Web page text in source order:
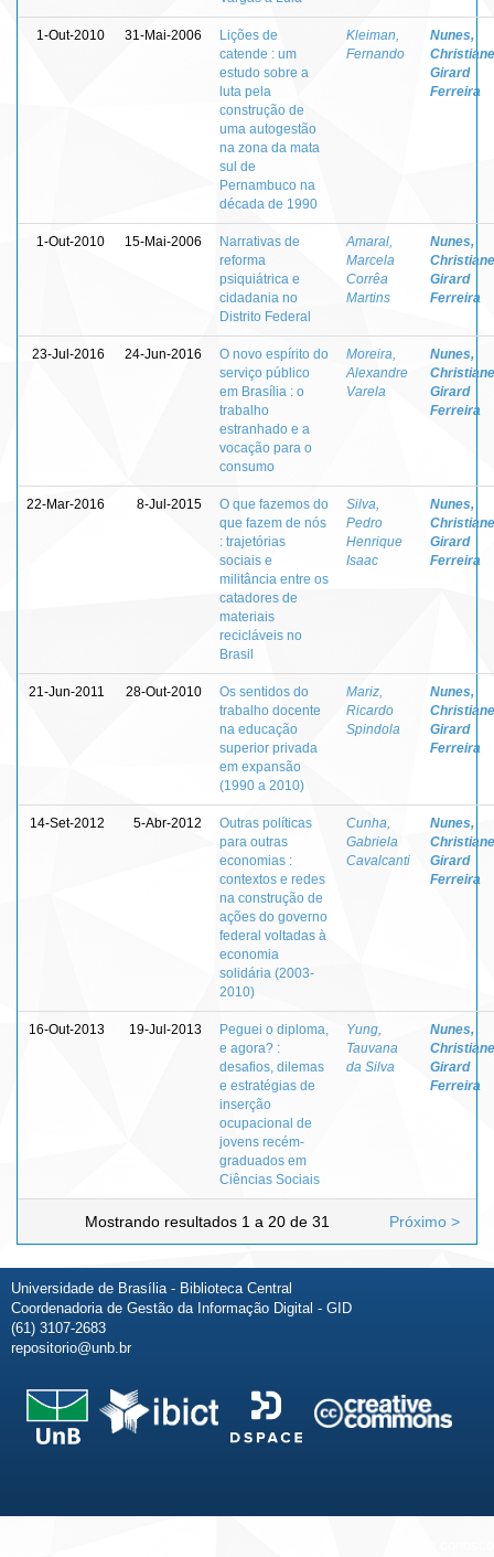
1-Out-2010 31-Mai-2006
Lições de
catende : um
estudo sobre a
luta pela
construção de
uma autogestão
na zona da mata
sul de
Pernambuco na
década de 1990
Kleiman,
Fernando
Nunes,
Christiane
Girard
Ferreira
1-Out-2010 15-Mai-2006
Narrativas de
reforma
psiquiátrica e
cidadania no
Distrito Federal
Amaral,
Marcela
Corrêa
Martins
Nunes,
Christiane
Girard
Ferreira
23-Jul-2016 24-Jun-2016
O novo espírito do
serviço público
em Brasília : o
trabalho
estranhado e a
vocação para o
consumo
Moreira,
Alexandre
Varela
Nunes,
Christiane
Girard
Ferreira
22-Mar-2016 8-Jul-2015
O que fazemos do
que fazem de nós
: trajetórias
sociais e
militância entre os
catadores de
materiais
recicláveis no
Brasil
Silva,
Pedro
Henrique
Isaac
Nunes,
Christiane
Girard
Ferreira
21-Jun-2011 28-Out-2010
Os sentidos do
trabalho docente
na educação
superior privada
em expansão
(1990 a 2010)
Mariz,
Ricardo
Spindola
Nunes,
Christiane
Girard
Ferreira
14-Set-2012 5-Abr-2012
Outras políticas
para outras
economias :
contextos e redes
na construção de
ações do governo
federal voltadas à
economia
solidária (2003-
2010)
Cunha,
Gabriela
Cavalcanti
Nunes,
Christiane
Girard
Ferreira
16-Out-2013 19-Jul-2013
Peguei o diploma,
e agora? :
desafios, dilemas
e estratégias de
inserção
ocupacional de
jovens recém-
graduados em
Ciências Sociais
Yung,
Tauvana
da Silva
Nunes,
Christiane
Girard
Ferreira
Mostrando resultados 1 a 20 de 31 Próximo >
Universidade de Brasília - Biblioteca Central
Coordenadoria de Gestão da Informação Digital - GID
(61) 3107-2683
repositorio@unb.br